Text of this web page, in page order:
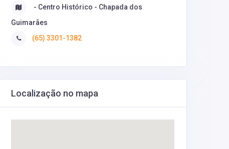
- Centro Histórico - Chapada dos
Guimarães
(65) 3301-1382
Localização no mapa